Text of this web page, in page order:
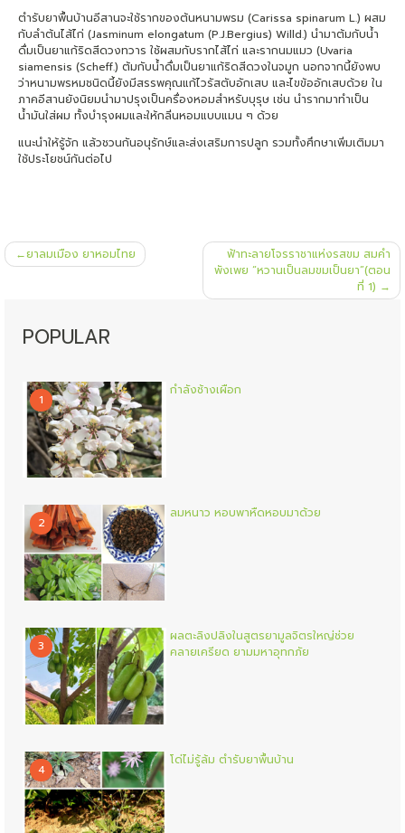
ตำรับยาพื้นบ้านอีสานจะใช้รากของต้นหนามพรม (Carissa spinarum L.) ผสม
กับลำต้นไส้ไก่ (Jasminum elongatum (P.J.Bergius) Willd.) นำมาต้มกับน้ำ
ดื่มเป็นยาแก้ริดสีดวงทวาร ใช้ผสมกับรากไส้ไก่ และรากนมแมว (Uvaria
siamensis (Scheff.) ต้มกับน้ำดื่มเป็นยาแก้ริดสีดวงในจมูก นอกจากนี้ยังพบ
ว่าหนามพรหมชนิดนี้ยังมีสรรพคุณแก้ไวรัสตับอักเสบ และไขข้ออักเสบด้วย ใน
ภาคอีสานยังนิยมนำมาปรุงเป็นครื่องหอมสำหรับบุรุษ เช่น นำรากมาทำเป็น
น้ำมันใส่ผม ทั้งบำรุงผมและให้กลิ่นหอมแบบแมน ๆ ด้วย
แนะนำให้รู้จัก แล้วชวนกันอนุรักษ์และส่งเสริมการปลูก รวมทั้งศึกษาเพิ่มเติมมา
ใช้ประโยชน์กันต่อไป
แนะแนว
เรื่อง
ยาลมเมือง ยาหอมไทย
ฟ้าทะลายโจรราชาแห่งรสขม สมคำ
พังเพย “หวานเป็นลมขมเป็นยา”(ตอน
ที่ 1)
POPULAR
1
กำลังช้างเผือก
2
ลมหนาว หอบพาหืดหอบมาด้วย
3
ผลตะลิงปลิงในสูตรยามูลจิตรใหญ่ช่วย
คลายเครียด ยามมหาอุทกภัย
4
โด่ไม่รู้ล้ม ตำรับยาพื้นบ้าน